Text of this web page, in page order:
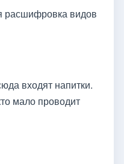
расшифровка видов
входят напитки.
мало проводит